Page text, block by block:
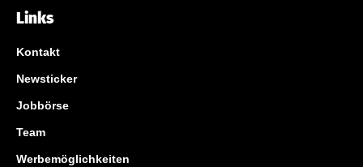
Links
Kontakt
Newsticker
Jobbörse
Team
Werbemöglichkeiten